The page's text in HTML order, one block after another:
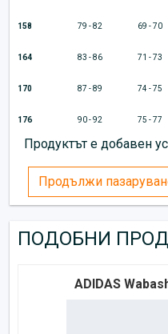
158 79 - 82 69 - 70
164 83 - 86 71 - 73
170 87 - 89 74 - 75
176 90 - 92 75 - 77
Продуктът е добавен
Продължи
ПОДОБНИ
ADIDAS